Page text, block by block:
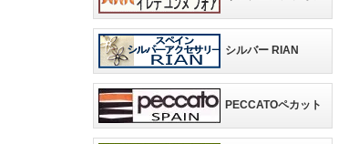
シルバー RIAN
PECCATOペカット